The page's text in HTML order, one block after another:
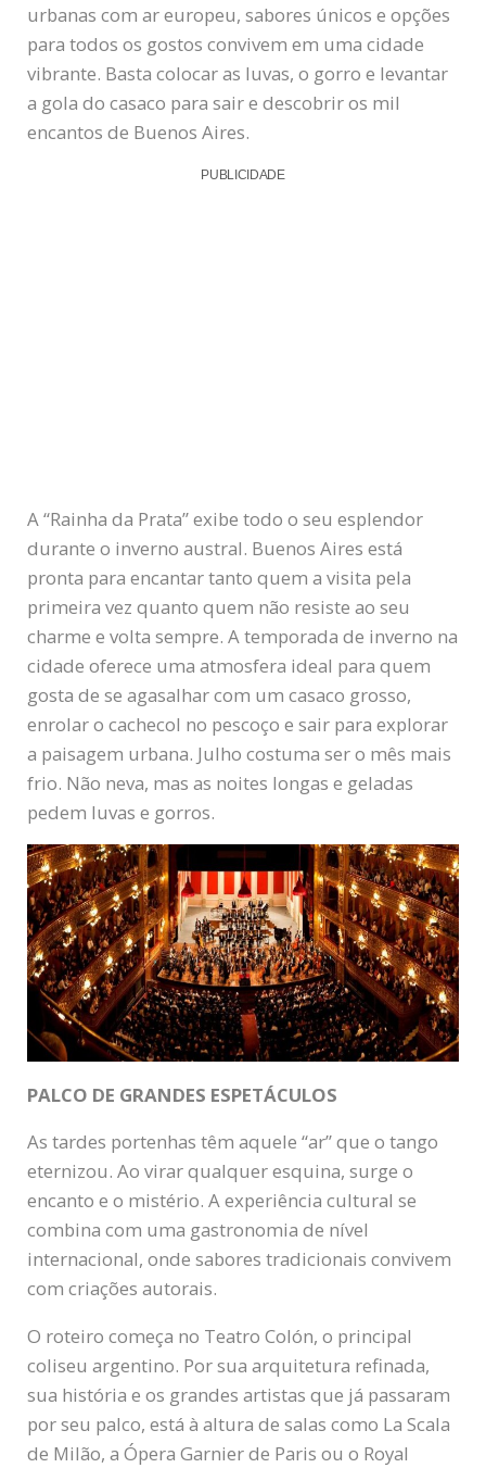
urbanas com ar europeu, sabores únicos e opções
para todos os gostos convivem em uma cidade
vibrante. Basta colocar as luvas, o gorro e levantar
a gola do casaco para sair e descobrir os mil
encantos de Buenos Aires.
PUBLICIDADE
A “Rainha da Prata” exibe todo o seu esplendor
durante o inverno austral. Buenos Aires está
pronta para encantar tanto quem a visita pela
primeira vez quanto quem não resiste ao seu
charme e volta sempre. A temporada de inverno na
cidade oferece uma atmosfera ideal para quem
gosta de se agasalhar com um casaco grosso,
enrolar o cachecol no pescoço e sair para explorar
a paisagem urbana. Julho costuma ser o mês mais
frio. Não neva, mas as noites longas e geladas
pedem luvas e gorros.
PALCO DE GRANDES ESPETÁCULOS
As tardes portenhas têm aquele “ar” que o tango
eternizou. Ao virar qualquer esquina, surge o
encanto e o mistério. A experiência cultural se
combina com uma gastronomia de nível
internacional, onde sabores tradicionais convivem
com criações autorais.
O roteiro começa no Teatro Colón, o principal
coliseu argentino. Por sua arquitetura refinada,
sua história e os grandes artistas que já passaram
por seu palco, está à altura de salas como La Scala
de Milão, a Ópera Garnier de Paris ou o Royal